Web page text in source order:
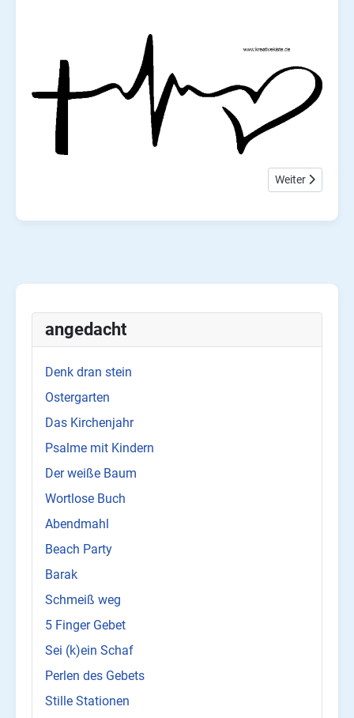
angedacht
Denk dran stein
Ostergarten
Das Kirchenjahr
Psalme mit Kindern
Der weiße Baum
Wortlose Buch
Abendmahl
Beach Party
Barak
Schmeiß weg
5 Finger Gebet
Sei (k)ein Schaf
Perlen des Gebets
Stille Stationen
Nächster
Weiter